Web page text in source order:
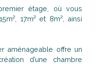
étage, où vous
17m² et 8m², ainsi
aménageable offre un
d’une chambre